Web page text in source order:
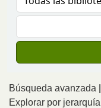
Búsqueda avanzada
Explorar por jerarquía